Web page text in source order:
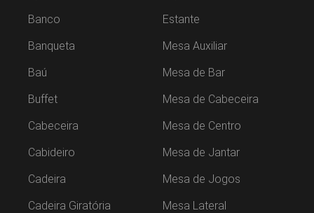
Banco
Banqueta
Baú
Buffet
Cabeceira
Cabideiro
Cadeira
Cadeira Giratória
Estante
Mesa Auxiliar
Mesa de Bar
Mesa de Cabeceira
Mesa de Centro
Mesa de Jantar
Mesa de Jogos
Mesa Lateral